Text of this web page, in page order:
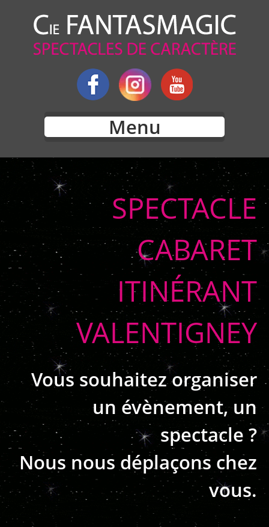
Menu
SPECTACLE
CABARET
ITINÉRANT
VALENTIGNEY
Vous souhaitez organiser
un évènement, un
spectacle ?
Nous nous déplaçons chez
vous.